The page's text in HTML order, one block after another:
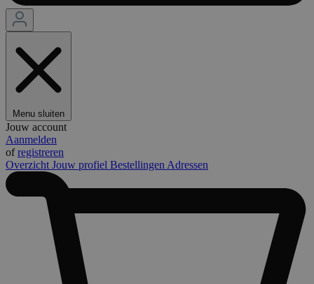
Menu sluiten
Jouw account
Aanmelden
ofregistreren
Overzicht Jouw profiel Bestellingen Adressen